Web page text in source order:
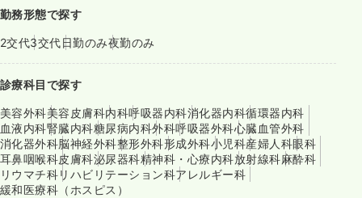
勤務形態で探す
2交代3交代日勤のみ夜勤のみ
診療科目で探す
美容外科美容皮膚科内科呼吸器内科消化器内科循環器内科
血液内科腎臓内科糖尿病内科外科呼吸器外科心臓血管外科
消化器外科脳神経外科整形外科形成外科小児科産婦人科眼科
耳鼻咽喉科皮膚科泌尿器科精神科・心療内科放射線科麻酔科
リウマチ科リハビリテーション科アレルギー科
緩和医療科（ホスピス）